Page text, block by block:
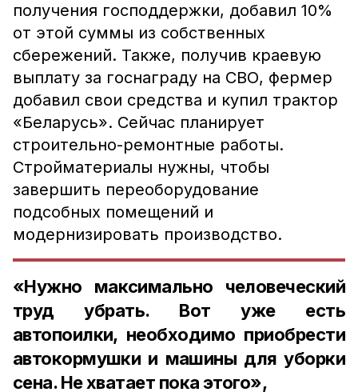
получения господдержки, добавил 10%
от этой суммы из собственных
сбережений. Также, получив краевую
выплату за госнаграду на СВО, фермер
добавил свои средства и купил трактор
«Беларусь». Сейчас планирует
строительно-ремонтные работы.
Стройматериалы нужны, чтобы
завершить переоборудование
подсобных помещений и
модернизировать производство.
«Нужно максимально человеческий
труд убрать. Вот уже есть
автопоилки, необходимо приобрести
автокормушки и машины для уборки
сена. Не хватает пока этого»,